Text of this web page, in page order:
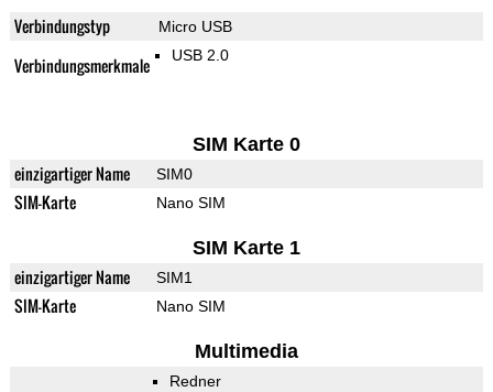
Verbindungstyp Micro USB
Verbindungsmerkmale USB 2.0
SIM Karte 0
einzigartiger Name SIM0
SIM-Karte Nano SIM
SIM Karte 1
einzigartiger Name SIM1
SIM-Karte Nano SIM
Multimedia
Redner